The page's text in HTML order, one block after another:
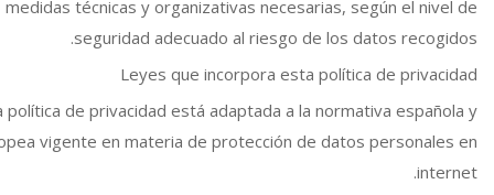
medidas técnicas y organizativas necesarias, según el nivel de
seguridad adecuado al riesgo de los datos recogidos.
Leyes que incorpora esta política de privacidad
política de privacidad está adaptada a la normativa española y
vigente en materia de protección de datos personales en
internet.